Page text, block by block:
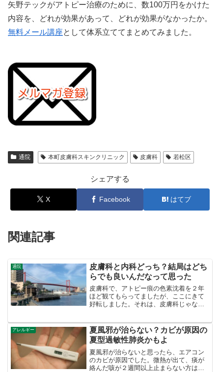
矢野テックがアトピー治療のために、数100万円をかけた
内容を、どれが効果があって、どれが効果がなかったか。
無料メール講座として体系立ててまとめてみました。
通院 本町皮膚科スキンクリニック 皮膚科 若松区
シェアする
X Facebook はてブ
関連記事
通院
皮膚科と内科どっち？結局はどち
らでも良いんだなって思った
皮膚科で、アトピー痕の色素沈着を２年
ほど観てもらってましたが、ここにきて
好転しました。それは、皮膚科じゃなく
んだなって思いましたね。ちょっと説明
します。自宅は東京。福岡...
アレルギー
夏風邪が治らない？カビが原因の
夏型過敏性肺炎かもよ
夏風邪が治らないと思ったら、エアコン
のカビが原因でした。微熱が出て、痰が
絡んだ咳が２週間以上止まらない方は、